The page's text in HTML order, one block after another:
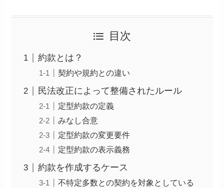
目次
約款とは？
契約や規約との違い
民法改正によって整備されたルール
定型約款の定義
みなし合意
定型約款の変更要件
定型約款の表示義務
約款を作成するケース
不特定多数との契約を対象としている